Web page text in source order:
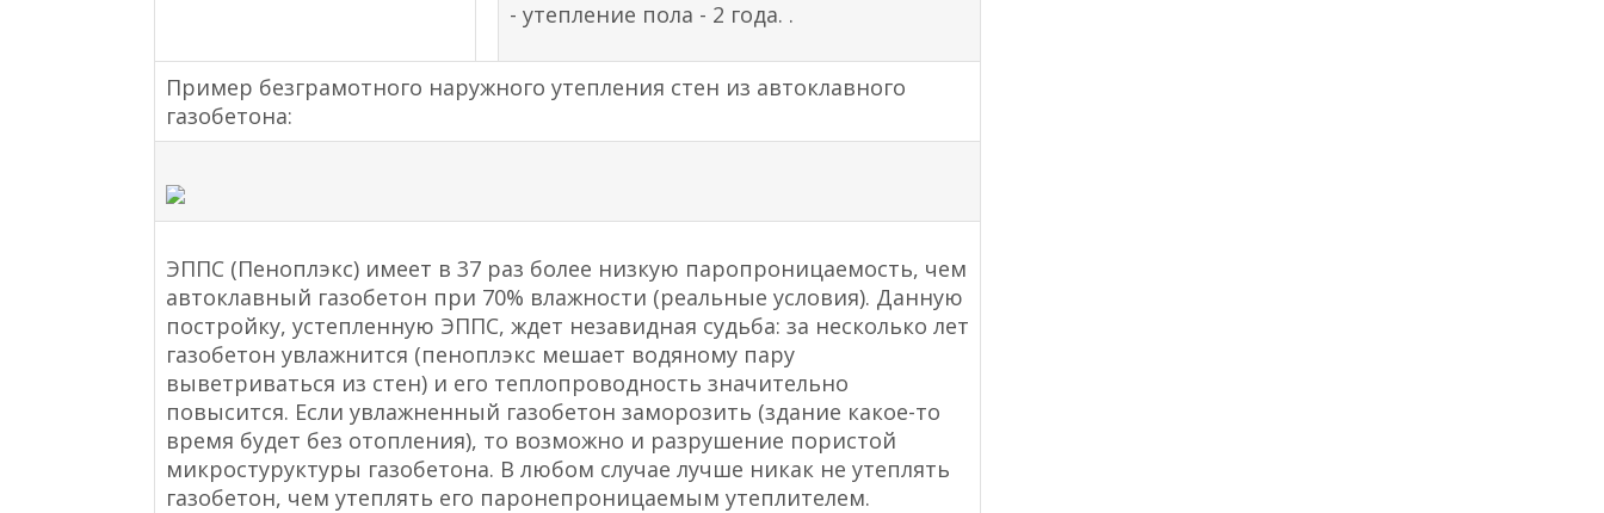
- утепление пола - 2 года. .
Пример безграмотного наружного утепления стен из автоклавного
газобетона:
ЭППС (Пеноплэкс) имеет в 37 раз более низкую паропроницаемость, чем
автоклавный газобетон при 70% влажности (реальные условия). Данную
постройку, устепленную ЭППС, ждет незавидная судьба: за несколько лет
газобетон увлажнится (пеноплэкс мешает водяному пару
выветриваться из стен) и его теплопроводность значительно
повысится. Если увлажненный газобетон заморозить (здание какое-то
время будет без отопления), то возможно и разрушение пористой
микростуруктуры газобетона. В любом случае лучше никак не утеплять
газобетон, чем утеплять его паронепроницаемым утеплителем.